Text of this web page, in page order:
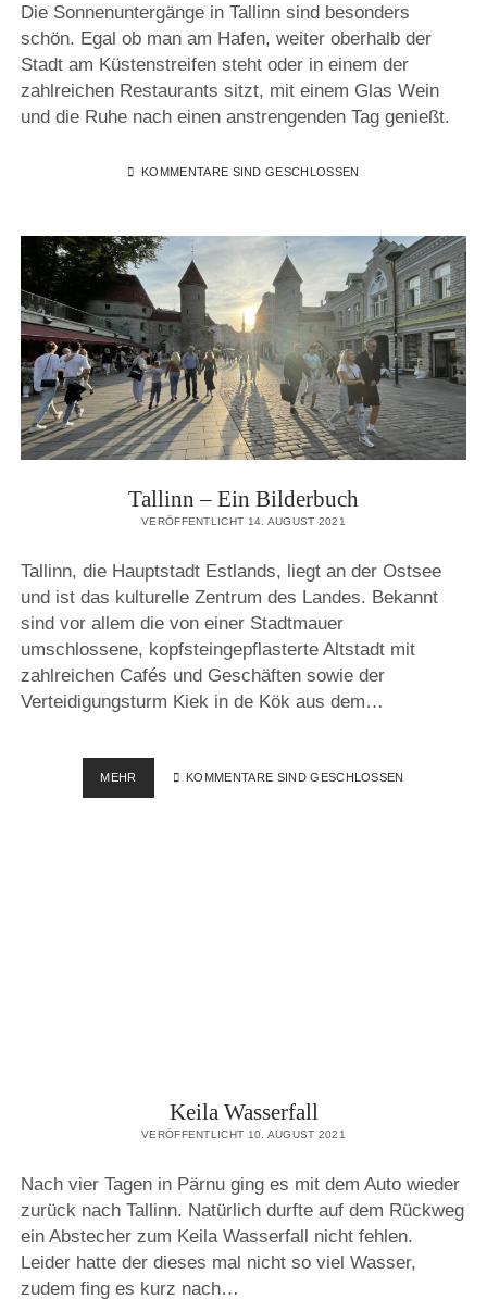
Die Sonnenuntergänge in Tallinn sind besonders
schön. Egal ob man am Hafen, weiter oberhalb der
Stadt am Küstenstreifen steht oder in einem der
zahlreichen Restaurants sitzt, mit einem Glas Wein
und die Ruhe nach einen anstrengenden Tag genießt.
KOMMENTARE SIND GESCHLOSSEN
Tallinn – Ein Bilderbuch
VERÖFFENTLICHT 14. AUGUST 2021
Tallinn, die Hauptstadt Estlands, liegt an der Ostsee
und ist das kulturelle Zentrum des Landes. Bekannt
sind vor allem die von einer Stadtmauer
umschlossene, kopfsteingepflasterte Altstadt mit
zahlreichen Cafés und Geschäften sowie der
Verteidigungsturm Kiek in de Kök aus dem…
MEHR TALLINN
–
KOMMENTARE SIND GESCHLOSSEN
Keila Wasserfall
VERÖFFENTLICHT 10. AUGUST 2021
Nach vier Tagen in Pärnu ging es mit dem Auto wieder
zurück nach Tallinn. Natürlich durfte auf dem Rückweg
ein Abstecher zum Keila Wasserfall nicht fehlen.
Leider hatte der dieses mal nicht so viel Wasser,
zudem fing es kurz nach…